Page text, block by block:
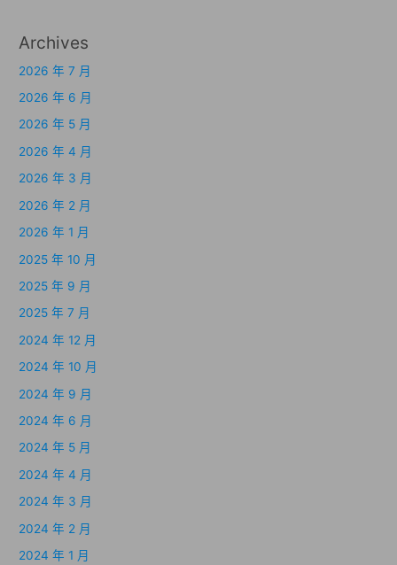
Archives
2026 年 7 月
2026 年 6 月
2026 年 5 月
2026 年 4 月
2026 年 3 月
2026 年 2 月
2026 年 1 月
2025 年 10 月
2025 年 9 月
2025 年 7 月
2024 年 12 月
2024 年 10 月
2024 年 9 月
2024 年 6 月
2024 年 5 月
2024 年 4 月
2024 年 3 月
2024 年 2 月
2024 年 1 月